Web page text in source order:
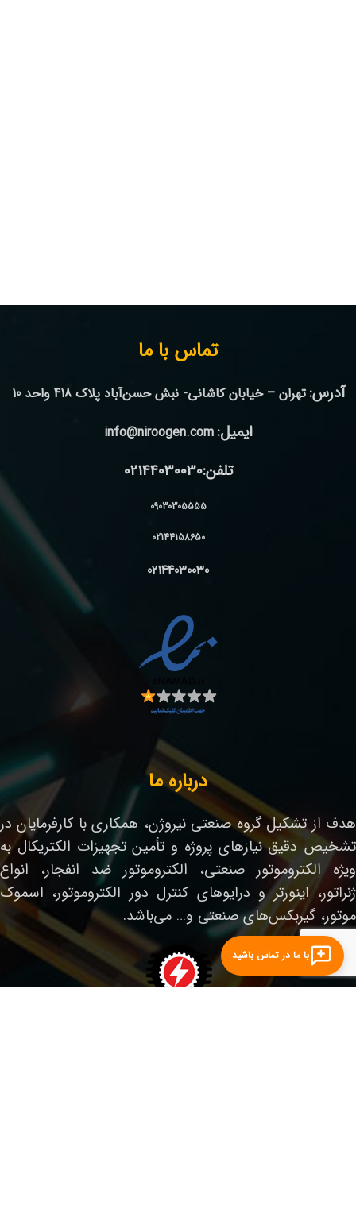
تماس با ما
آدرس: تهران – خیابان کاشانی- نبش حسن‌آباد پلاک 418 واحد 10
ایمیل: info@niroogen.com
تلفن:02144030030
09030305555
02144158650
02144030030
درباره ما
هدف از تشکیل گروه صنعتی نیروژن، همکاری با کارفرمایان در
تشخیص دقیق نیازهای پروژه و تأمین تجهیزات الکتریکال به
ویژه الکتروموتور صنعتی، الکتروموتور ضد انفجار، انواع
ژنراتور، اینورتر و درایوهای کنترل دور الکتروموتور، اسموک
موتور، گیربکس‌های صنعتی و… می‌باشد.
با ما در تماس باشید